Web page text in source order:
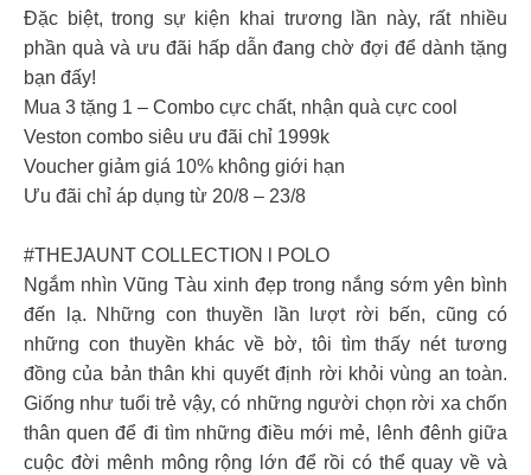
Đặc biệt, trong sự kiện khai trương lần này, rất nhiều
phần quà và ưu đãi hấp dẫn đang chờ đợi để dành tặng
bạn đấy!
Mua 3 tặng 1 – Combo cực chất, nhận quà cực cool
Veston combo siêu ưu đãi chỉ 1999k
Voucher giảm giá 10% không giới hạn
Ưu đãi chỉ áp dụng từ 20/8 – 23/8
#THEJAUNT COLLECTION l POLO
Ngắm nhìn Vũng Tàu xinh đẹp trong nắng sớm yên bình
đến lạ. Những con thuyền lần lượt rời bến, cũng có
những con thuyền khác về bờ, tôi tìm thấy nét tương
đồng của bản thân khi quyết định rời khỏi vùng an toàn.
Giống như tuổi trẻ vậy, có những người chọn rời xa chốn
thân quen để đi tìm những điều mới mẻ, lênh đênh giữa
cuộc đời mênh mông rộng lớn để rồi có thể quay về và